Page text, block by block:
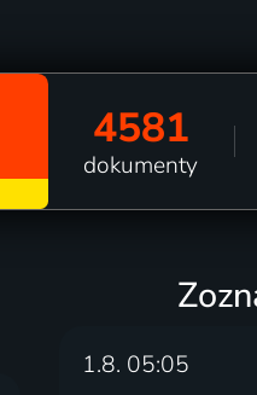
4581
dokumenty
1.8. 05:05